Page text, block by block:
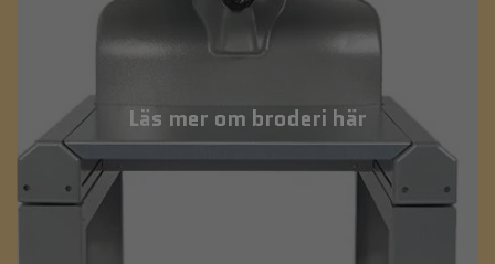
Läs mer om broderi här